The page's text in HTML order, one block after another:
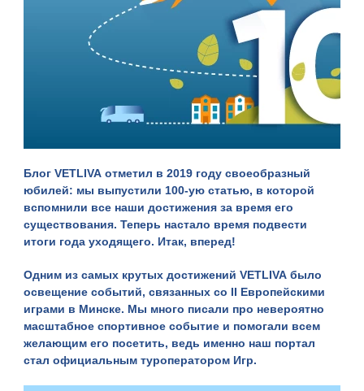
БлогVETLIVA отметил в 2019 годусвоеобразный
юбилей: мы выпустили 100-ую статью, в которой
вспомнили все наши достижения за время его
существования. Теперь настало время подвести
итоги года уходящего. Итак, вперед!
Одним из самых крутых достиженийVETLIVA было
освещение событий, связанных со II Европейскими
играми в Минске. Мы много писали про невероятно
масштабное спортивное событие и помогали всем
желающим его посетить, ведь именно наш портал
стал официальным туроператором Игр.